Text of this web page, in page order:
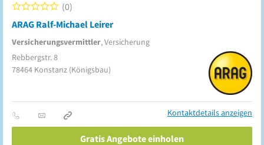
ARAG Ralf-Michael Leirer
Versicherungsvermittler, Versicherung
0
Rebbergstr. 8
78464 Konstanz (Königsbau)
Kontaktdetails anzeigen
Gratis Angebote einholen